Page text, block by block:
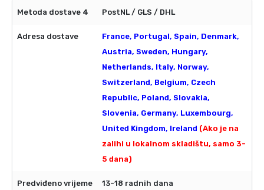
PostNL / GLS / DHL
France, Portugal, Spain, Denmark,
Austria, Sweden, Hungary,
Netherlands, Italy, Norway,
Switzerland, Belgium, Czech
Republic, Poland, Slovakia,
Slovenia, Germany, Luxembourg,
United Kingdom, Ireland (Ako je na
zalihi u lokalnom skladištu, samo 3-
5 dana)
13-18 radnih dana